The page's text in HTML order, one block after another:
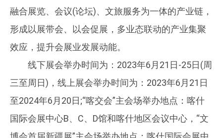
融合展览、会议(论坛)、文旅服务为一体的产业链，
形成以展带会、以会促展，多业态联动的产业集聚
效应，提升会展业发展动能。
线下展会举办时间为：2023年6月21日-25日(周
三至周日)，线上展会举办时间为：2023年6月21日
至2024年6月20日;“喀交会”主会场举办地点：喀什
国际会展中心B、C、D馆和喀什地区会议中心，“文